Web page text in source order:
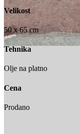
Velikost
50 x 65 cm
Tehnika
Olje na platno
Cena
Prodano